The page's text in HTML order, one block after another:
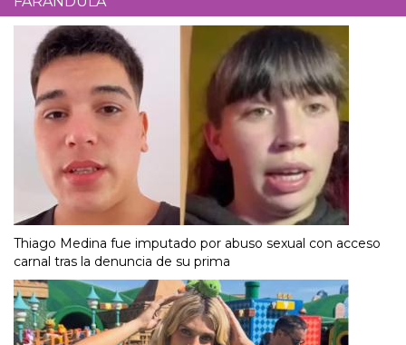
Thiago Medina fue imputado por abuso sexual con acceso
carnal tras la denuncia de su prima